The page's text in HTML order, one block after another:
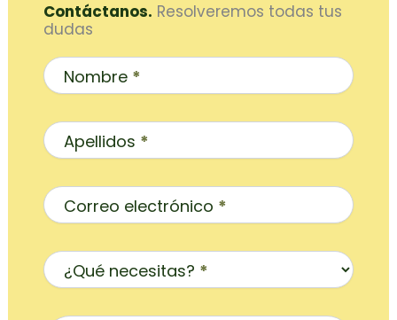
Contáctanos. Resolveremos todas tus
dudas
Inicio
Nombre *
Apellidos *
Correo electrónico *
¿Qué necesitas? *